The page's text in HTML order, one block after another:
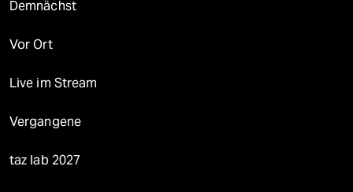
Demnächst
Vor Ort
Live im Stream
Vergangene
taz lab 2027